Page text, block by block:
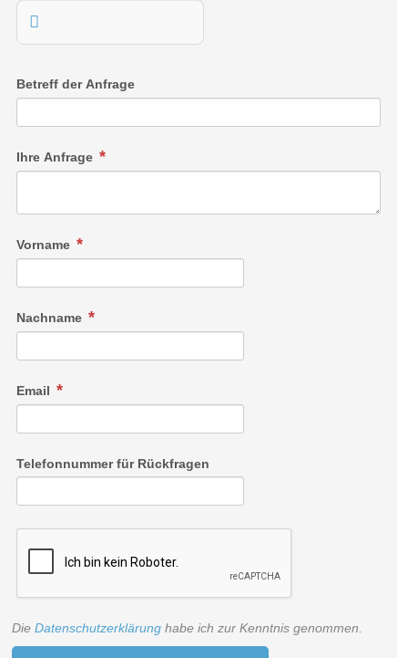
Betreff der Anfrage
Ihre Anfrage
Vorname
Nachname
Email
Telefonnummer für Rückfragen
Die Datenschutzerklärung habe ich zur Kenntnis genommen.